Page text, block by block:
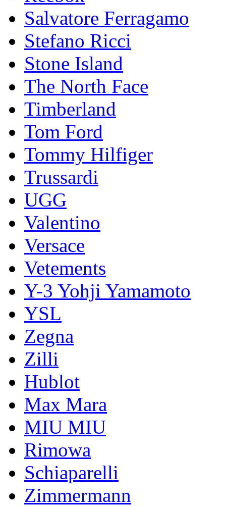
Salvatore Ferragamo
Stefano Ricci
Stоnе Islаnd
The North Face
Timberland
Tom Ford
Tommy Hilfiger
Trussardi
UGG
Valentino
Versace
Vetements
Y-3 Yohji Yamamoto
YSL
Zegna
Zilli
Hublot
Max Mara
MIU MIU
Rimowa
Schiaparelli
Zimmermann